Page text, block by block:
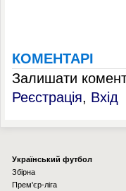
КОМЕНТАРІ
Залишати
Реєстрація, Вхід
Українcький футбол
Збірна
Прем'єр-ліга